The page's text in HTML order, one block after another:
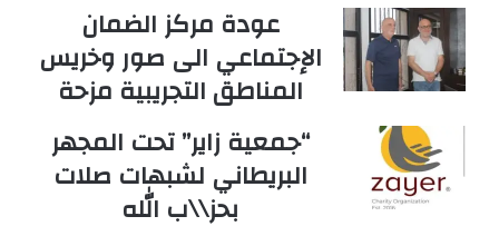
عودة مركز الضمان
الإجتماعي الى صور وخريس
المناطق التجريبية مزحة
“جمعية زاير” تحت المجهر
البريطاني لشبهات صلات
بحز\\ب الله